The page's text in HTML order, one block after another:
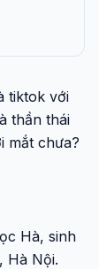
tiktok với
thần thái
mắt chưa?
Hà, sinh
Hà Nội.